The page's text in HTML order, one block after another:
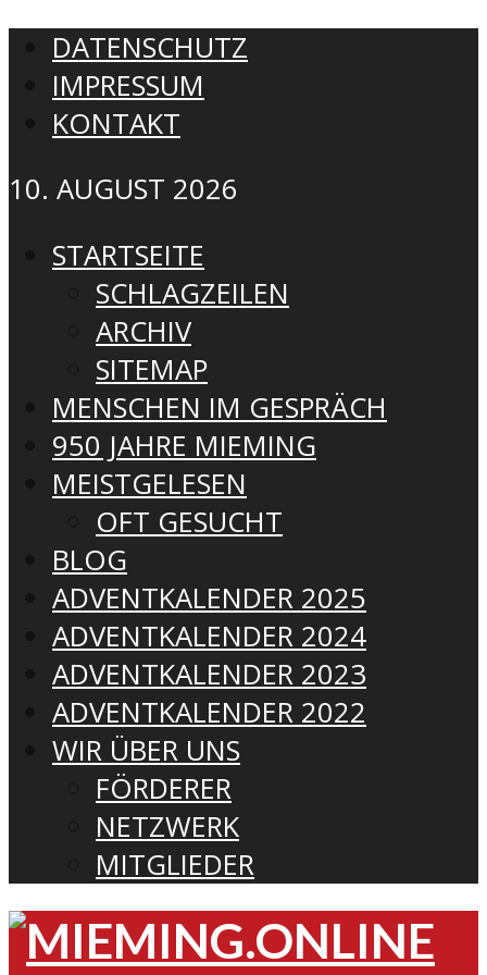
DATENSCHUTZ
IMPRESSUM
KONTAKT
10. AUGUST 2026
STARTSEITE
SCHLAGZEILEN
ARCHIV
SITEMAP
MENSCHEN IM GESPRÄCH
950 JAHRE MIEMING
MEISTGELESEN
OFT GESUCHT
BLOG
ADVENTKALENDER 2025
ADVENTKALENDER 2024
ADVENTKALENDER 2023
ADVENTKALENDER 2022
WIR ÜBER UNS
FÖRDERER
NETZWERK
MITGLIEDER